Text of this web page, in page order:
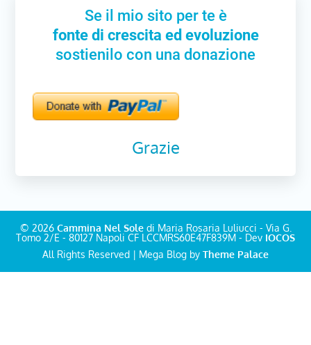
Se il mio sito per te è
fonte di crescita ed evoluzione
sostienilo con una donazione
Grazie
© 2026 Cammina Nel Soledi Maria Rosaria Luliucci - Via G.
Tomo 2/E - 80127 Napoli CF LCCMRS60E47F839M - Dev IOCOS
All Rights Reserved | Mega Blog by Theme Palace